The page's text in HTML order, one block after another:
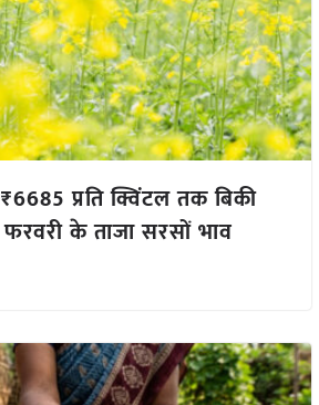
प्रति क्विंटल तक बिकी
के ताजा सरसों भाव